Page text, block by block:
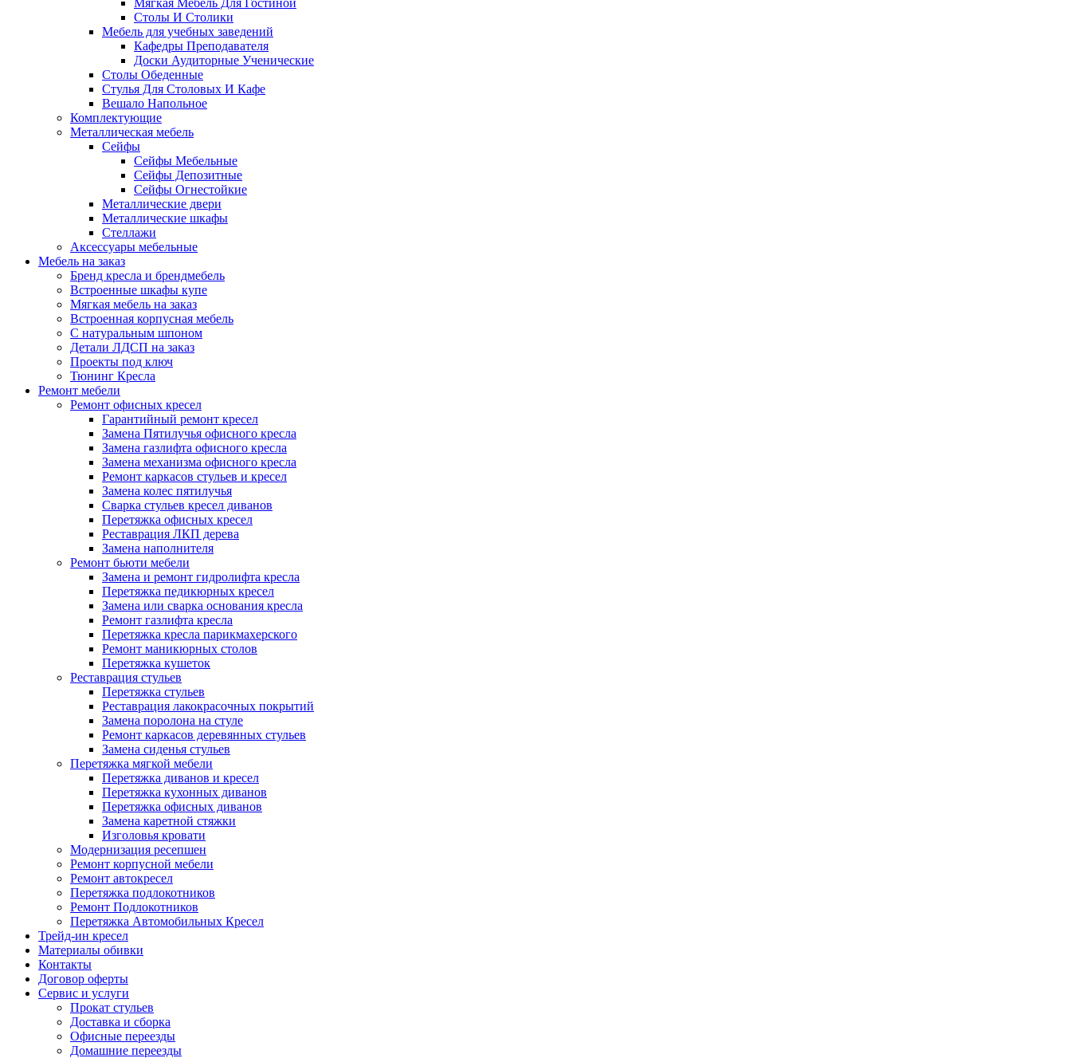
Мягкая Мебель Для Гостиной
Столы И Столики
Мебель для учебных заведений
Кафедры Преподавателя
Доски Аудиторные Ученические
Столы Обеденные
Стулья Для Столовых И Кафе
Вешало Напольное
Комплектующие
Металлическая мебель
Сейфы
Сейфы Мебельные
Сейфы Депозитные
Сейфы Огнестойкие
Металлические двери
Металлические шкафы
Стеллажи
Аксессуары мебельные
Мебель на заказ
Бренд кресла и брендмебель
Встроенные шкафы купе
Мягкая мебель на заказ
Встроенная корпусная мебель
С натуральным шпоном
Детали ЛДСП на заказ
Проекты под ключ
Тюнинг Кресла
Ремонт мебели
Ремонт офисных кресел
Гарантийный ремонт кресел
Замена Пятилучья офисного кресла
Замена газлифта офисного кресла
Замена механизма офисного кресла
Ремонт каркасов стульев и кресел
Замена колес пятилучья
Сварка стульев кресел диванов
Перетяжка офисных кресел
Реставрация ЛКП дерева
Замена наполнителя
Ремонт бьюти мебели
Замена и ремонт гидролифта кресла
Перетяжка педикюрных кресел
Замена или сварка основания кресла
Ремонт газлифта кресла
Перетяжка кресла парикмахерского
Ремонт маникюрных столов
Перетяжка кушеток
Реставрация стульев
Перетяжка стульев
Реставрация лакокрасочных покрытий
Замена поролона на стуле
Ремонт каркасов деревянных стульев
Замена сиденья стульев
Перетяжка мягкой мебели
Перетяжка диванов и кресел
Перетяжка кухонных диванов
Перетяжка офисных диванов
Замена каретной стяжки
Изголовья кровати
Модернизация ресепшен
Ремонт корпусной мебели
Ремонт автокресел
Перетяжка подлокотников
Ремонт Подлокотников
Перетяжка Автомобильных Кресел
Трейд-ин кресел
Материалы обивки
Контакты
Договор оферты
Сервис и услуги
Прокат стульев
Доставка и сборка
Офисные переезды
Домашние переезды